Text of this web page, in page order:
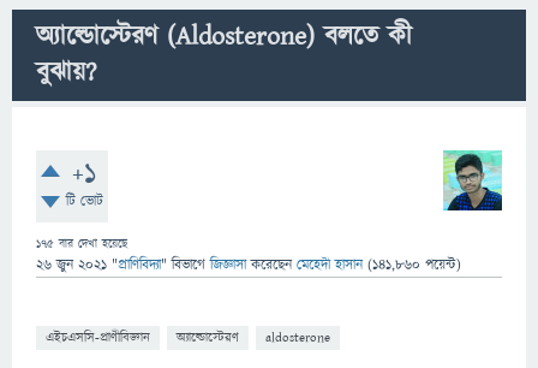
অ্যাল্ডোস্টেরণ (Aldosterone) বলতে কী
বুঝায়?
+1
টি ভোট
175 বার দেখা হয়েছে
26 জুন 2021 "প্রাণিবিদ্যা" বিভাগে জিজ্ঞাসাকরেছেনমেহেদী হাসান (141,860 পয়েন্ট)
এইচএসসি-প্রাণীবিজ্ঞান অ্যাল্ডোস্টেরণ aldosterone